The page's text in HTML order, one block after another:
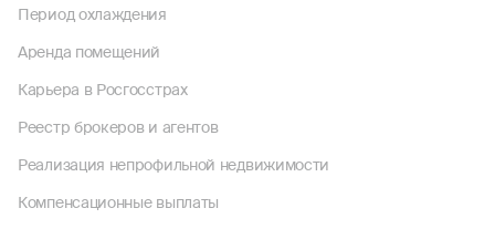
Период охлаждения
Аренда помещений
Карьера в Росгосстрах
Реестр брокеров и агентов
Реализация непрофильной недвижимости
Компенсационные выплаты